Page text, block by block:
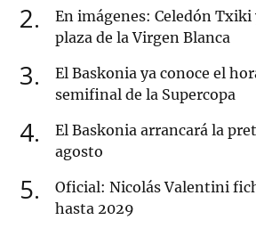
2
En imágenes: Celedón
plaza de la Virgen Blanca
3
El Baskonia ya conoce el
semifinal de la Supercopa
4
El Baskonia arrancará la
agosto
5
Oficial: Nicolás Valentini
hasta 2029